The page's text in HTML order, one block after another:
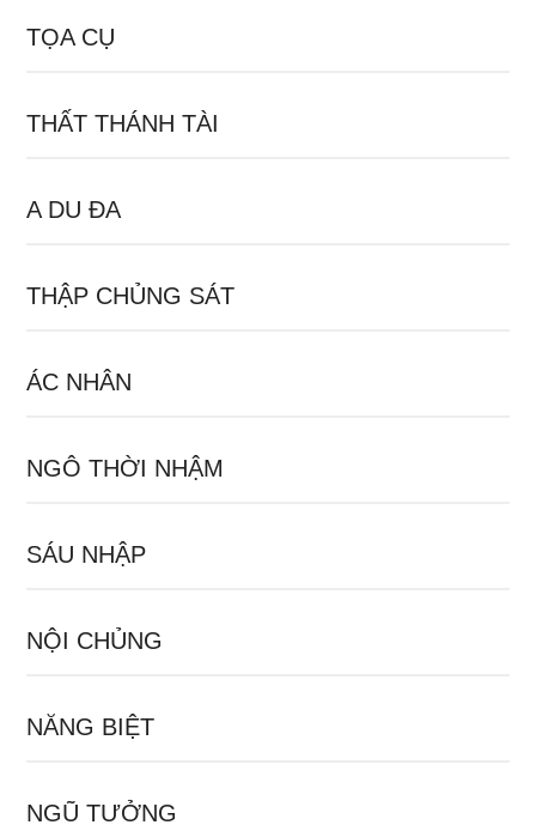
TỌA CỤ
THẤT THÁNH TÀI
A DU ĐA
THẬP CHỦNG SÁT
ÁC NHÂN
NGÔ THỜI NHẬM
SÁU NHẬP
NỘI CHỦNG
NĂNG BIỆT
NGŨ TƯỞNG